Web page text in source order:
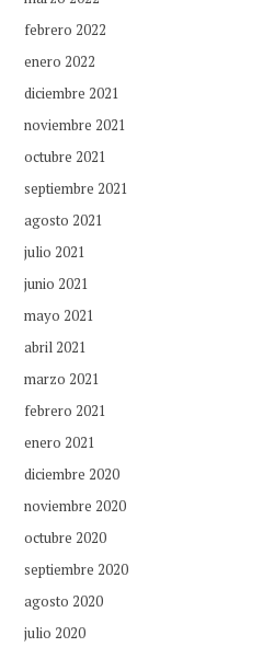
febrero 2022
enero 2022
diciembre 2021
noviembre 2021
octubre 2021
septiembre 2021
agosto 2021
julio 2021
junio 2021
mayo 2021
abril 2021
marzo 2021
febrero 2021
enero 2021
diciembre 2020
noviembre 2020
octubre 2020
septiembre 2020
agosto 2020
julio 2020